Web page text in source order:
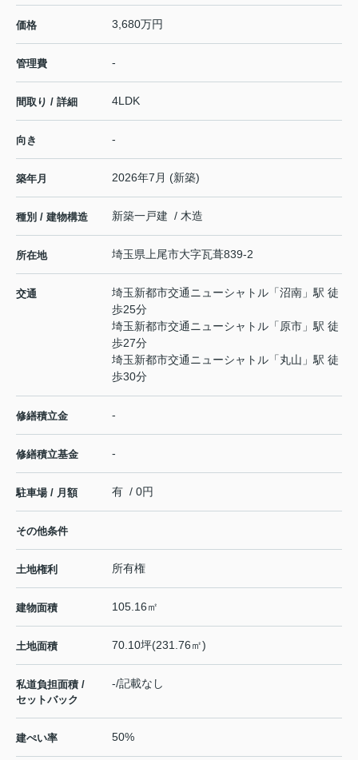
価格 3,680万円
管理費 -
間取り / 詳細 4LDK
向き -
築年月 2026年7月 (新築)
種別 / 建物構造 新築一戸建 / 木造
所在地 埼玉県 上尾市大字瓦葺839-2
交通 埼玉新都市交通ニューシャトル 「沼南 」駅 徒
歩25分
埼玉新都市交通ニューシャトル 「 原市 」駅 徒
歩27分
埼玉新都市交通ニューシャトル 「丸山 」駅 徒
歩30分
修繕積立金 -
修繕積立基金 -
駐車場 / 月額 有 / 0円
その他条件
土地権利 所有権
建物面積 105.16㎡
土地面積 70.10坪(231.76㎡)
私道負担面積 /
セットバック
-/記載なし
建ぺい率 50%